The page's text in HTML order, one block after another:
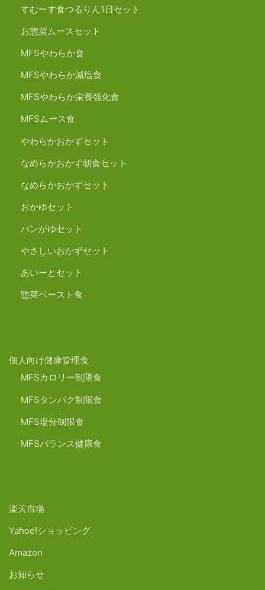
すむーす食つるりん1日セット
お惣菜ムースセット
MFSやわらか食
MFSやわらか減塩食
MFSやわらか栄養強化食
MFSムース食
やわらかおかずセット
なめらかおかず朝食セット
なめらかおかずセット
おかゆセット
パンがゆセット
やさしいおかずセット
あいーとセット
惣菜ペースト食
個人向け健康管理食
MFSカロリー制限食
MFSタンパク制限食
MFS塩分制限食
MFSバランス健康食
楽天市場
Yahoo!ショッピング
Amazon
お知らせ